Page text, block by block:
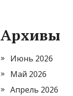
Архивы
Июнь 2026
Май 2026
Апрель 2026